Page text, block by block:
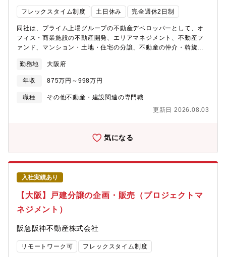
ます。・平均残業時間：20時間/月 ※勤怠は、PCログをとり、
管理を徹底しています。・平均有給休暇取得日数：12.0日(全
の異動希望を記載することも可能です。【同社の戦略・ビジョ
ン】・阪急阪神ホールディングスグループは、100年以上の長きに
わたる歴史の中で、人々に豊かなライフスタイルを提案し、魅力
あふれる沿線づくり、まちづくりに貢献してきました。・同社が
く、まち全体の魅力を高める開発を強みとしています。・同社
で、お客様の喜びを実現し、社会に貢献する」というグループ経
営理念のもと、関西で圧倒的No.１の沿線をつくること、首都圏・
風も魅力的な要素の一つです。
フレックスタイム制度 土日休み 完全週休2日制
同社は、プライム上場グループの不動産デベロッパーとして、オ
フィス・商業施設の不動産開発、エリアマネジメント、不動産フ
ァンド、マンション・土地・住宅の分譲、不動産の仲介・斡旋、
以下の業務をお任せします。戸建分譲（ジオガーデン）の用地取
得・用地取得情報のネットワーク構築・戸建事業用地の物件、周
辺マーケット調査・取得した事業用地に関する商品化（宅地開
発）業務【契約期間備考】■雇用形態:契約社員（期間の定め：１
雇用です。1年間の有期雇用契約を締結のうえ採用となり、双方合
て社員に登用されます。当初は、募集ポジションにて専門性を深
めていただきますが、ご本人の適性や意欲に合わせて、当社業務
全般の幅広い分野に挑戦する機会があります。【働き方】・年間
休日124日※ライフワークバランスを保ちながら就業することが可
能です。同業他社と比較しても非常に高いレベルの就業環境が整
っており、実際に他社から入社をした社員も多く在席します。・
在宅勤務制度：有・フレックスタイム制：有(コアタイムなし) ※
ご自身の裁量にて業務時間をコントロールできます。・平均残業
時間：20時間/月 ※勤怠は、PCログをとり、管理を徹底してい
満足度調査等があります。そのなかで、自身の異動希望を記載す
ることも可能です。【同社の戦略・ビジョン】・阪急阪神ホール
ディングスグループは、100年以上の長きにわたる歴史の中で、
勤務地 大阪府
年収 875万円～998万円
職種
その他不動産・建設関連の専門職
更新日 2026.08.03
気になる
入社実績あり
【大阪】戸建分譲の企画・販売（プロジェクトマ
ネジメント）
阪急阪神不動産株式会社
リモートワーク可 フレックスタイム制度